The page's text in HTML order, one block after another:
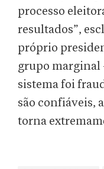
processo
resultados”,
próprio
grupo marginal
sistema foi
são confiáveis,
torna